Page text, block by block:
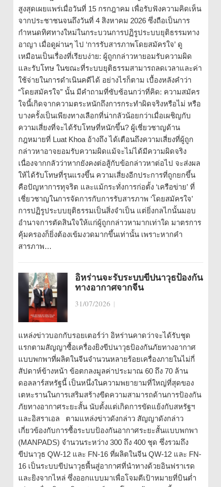
สูงสุดเผยแพร่เมื่อวันที่ 15 กรกฎาคม เพื่อรับฟังความคิดเห็น
จากประชาชนจนถึงวันที่ 4 สิงหาคม 2026 ซึ่งถือเป็นการ
กำหนดทิศทางใหม่ในกระบวนการปฏิรูประบบยุติธรรมทาง
อาญา เมื่อดูผ่านๆ ไป ‘การรับสารภาพโดยสมัครใจ’ ดู
เหมือนเป็นเรื่องที่เรียบง่าย: ผู้ถูกกล่าวหายอมรับความผิด
และรับโทษ ในขณะที่ระบบยุติธรรมสามารถลดเวลาและค่า
ใช้จ่ายในการดำเนินคดีได้ อย่างไรก็ตาม เบื้องหลังคำว่า
“โดยสมัครใจ” นั้น มีคำถามที่ซับซ้อนกว่าที่คิด: ความสมัคร
ใจนี้เกิดจากความตระหนักถึงการกระทำผิดจริงหรือไม่ หรือ
บางครั้งเป็นเพียงทางเลือกที่น่ากลัวน้อยกว่าเมื่อเผชิญกับ
ความเสี่ยงที่จะได้รับโทษที่หนักขึ้น? ผู้เชี่ยวชาญด้าน
กฎหมายที่ Luat Khoa อ้างถึง ได้เตือนถึงความเสี่ยงที่ผู้ถูก
กล่าวหาอาจยอมรับความผิดแม้จะไม่ได้มีความผิดจริง
เนื่องจากกลัวว่าหากยังคงต่อสู้กับข้อกล่าวหาต่อไป จะส่งผล
ให้ได้รับโทษที่รุนแรงขึ้น ความเสี่ยงอีกประการที่ถูกยกขึ้น
คือปัญหาการทุจริต และแม้กระทั่งการก่อตั้ง ‘เครือข่าย’ ที่
เชี่ยวชาญในการจัดการกับการรับสารภาพ ‘โดยสมัครใจ’
การปฏิรูประบบยุติธรรมเป็นสิ่งจำเป็น แต่ยิ่งกลไกนั้นมอบ
อำนาจการตัดสินใจให้แก่ผู้ถูกกล่าวหามากเท่าใด มาตรการ
คุ้มครองก็ยิ่งต้องเข้มงวดมากขึ้นเท่านั้น เพราะหากคำ
สารภาพ…
อิหร่านจะรับระบบขีปนาวุธป้องกัน
ทางอากาศจากจีน
31/07/2026 |
แหล่งข่าวบอกกับรอยเตอร์ว่า อิหร่านคาดว่าจะได้รับชุด
แรกตามสัญญาซื้อเครื่องยิงขีปนาวุธป้องกันภัยทางอากาศ
แบบพกพาที่ผลิตในจีนจำนวนหลายร้อยเครื่องภายในไม่กี่
สัปดาห์ข้างหน้า ข้อตกลงมูลค่าประมาณ 60 ถึง 70 ล้าน
ดอลลาร์สหรัฐนี้ เป็นหนึ่งในความพยายามที่ใหญ่ที่สุดของ
เตหะรานในการเสริมสร้างขีดความสามารถด้านการป้องกัน
ภัยทางอากาศระยะสั้น นับตั้งแต่เกิดการขัดแย้งกับสหรัฐฯ
และอิสราเอล ตามแหล่งข่าวดังกล่าว สัญญาดังกล่าว
เกี่ยวข้องกับการซื้อระบบป้องกันอากาศระยะสั้นแบบพกพา
(MANPADS) จำนวนระหว่าง 300 ถึง 400 ชุด ซึ่งรวมถึง
ขีปนาวุธ QW-12 และ FN-16 ที่ผลิตในจีน QW-12 และ FN-
16 เป็นระบบขีปนาวุธพื้นสู่อากาศที่นำทางด้วยอินฟราเรด
และยิงจากไหล่ ซึ่งออกแบบมาเพื่อโจมตีเป้าหมายที่บินต่ำ